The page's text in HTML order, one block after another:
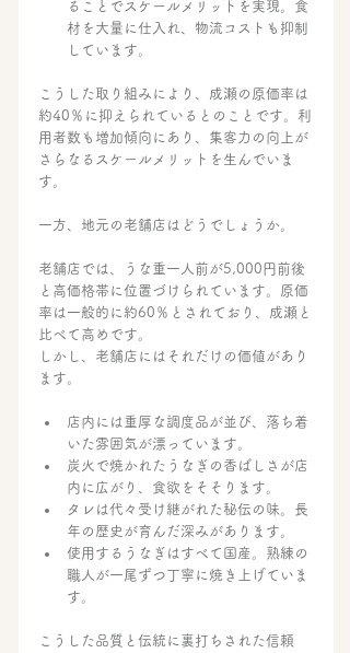
ることでスケールメリットを実現。食
材を大量に仕入れ、物流コストも抑制
しています。
こうした取り組みにより、成瀬の原価率は
約40％に抑えられているとのことです。利
用者数も増加傾向にあり、集客力の向上が
さらなるスケールメリットを生んでいま
す。
一方、地元の老舗店はどうでしょうか。
老舗店では、うな重一人前が5,000円前後
と高価格帯に位置づけられています。原価
率は一般的に約60％とされており、成瀬と
比べて高めです。
しかし、老舗店にはそれだけの価値があり
ます。
店内には重厚な調度品が並び、落ち着
いた雰囲気が漂っています。
炭火で焼かれたうなぎの香ばしさが店
内に広がり、食欲をそそります。
タレは代々受け継がれた秘伝の味。長
年の歴史が育んだ深みがあります。
使用するうなぎはすべて国産。熟練の
職人が一尾ずつ丁寧に焼き上げていま
す。
こうした品質と伝統に裏打ちされた信頼